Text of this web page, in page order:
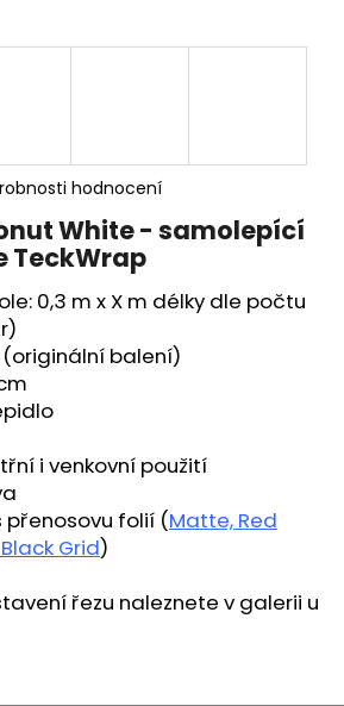
hodnocení
White - samolepící
TeckWrap
0,3 m x X m délky dle počtu
(originální balení)
i venkovní použití
přenosovu folií (Matte, Red
Grid)
řezu naleznete v galerii u